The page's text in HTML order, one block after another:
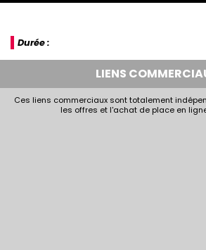
Durée :
LIENS
Ces liens commerciaux sont totalement
les offres et l'achat de place en